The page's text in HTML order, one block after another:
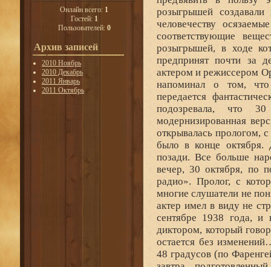
Онлайн всего: 1
Гостей: 1
Пользователей: 0
Архив записей
2010 Ноябрь
2010 Декабрь
2011 Январь
2011 Октябрь